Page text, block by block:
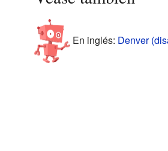
En inglés: Denver